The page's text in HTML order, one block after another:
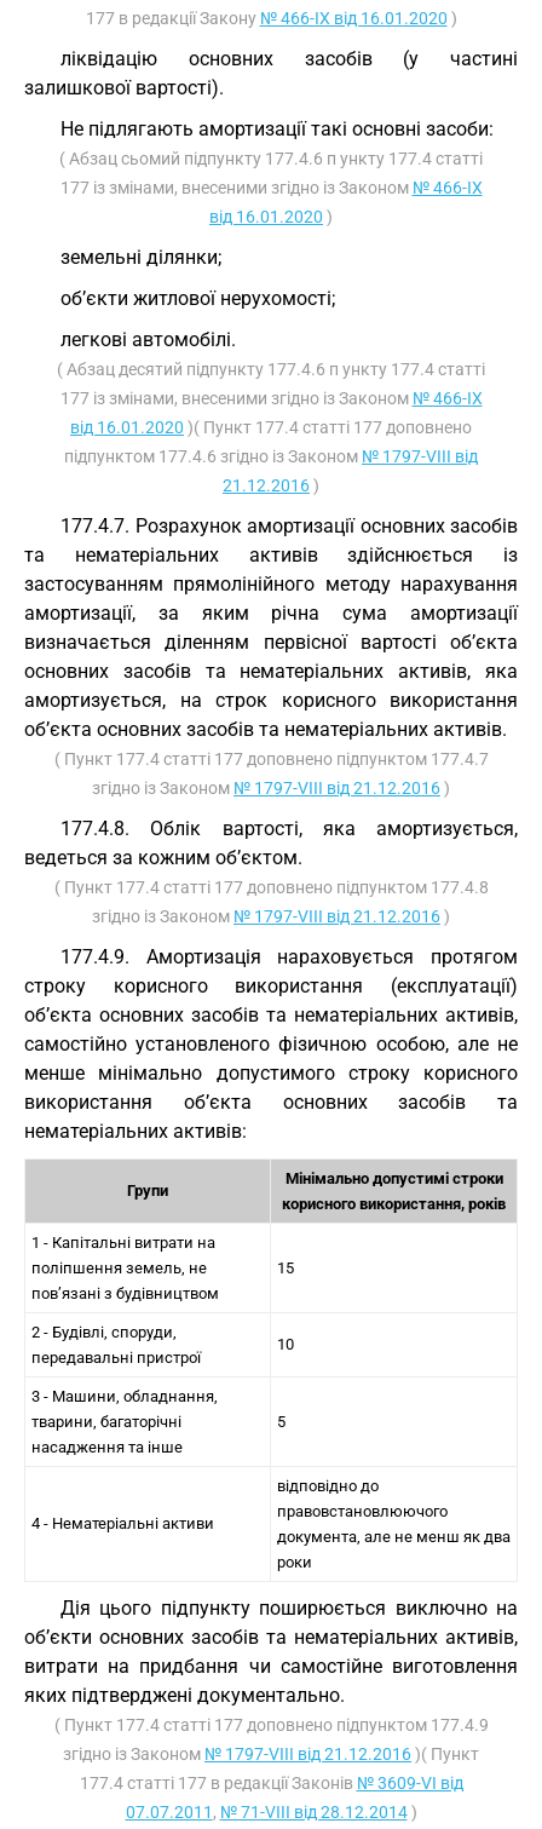
177 в редакції Закону № 466-IX від 16.01.2020 )
ліквідацію основних засобів (у частині
залишкової вартості).
Не підлягають амортизації такі основні засоби:
( Абзац сьомий підпункту 177.4.6 п ункту 177.4 статті
177 із змінами, внесеними згідно із Законом № 466-IX
від 16.01.2020 )
земельні ділянки;
об’єкти житлової нерухомості;
легкові автомобілі.
( Абзац десятий підпункту 177.4.6 п ункту 177.4 статті
177 із змінами, внесеними згідно із Законом № 466-IX
від 16.01.2020 )( Пункт 177.4 статті 177 доповнено
підпунктом 177.4.6 згідно із Законом № 1797-VIII від
21.12.2016)
177.4.7. Розрахунок амортизації основних засобів
та нематеріальних активів здійснюється із
застосуванням прямолінійного методу нарахування
амортизації, за яким річна сума амортизації
визначається діленням первісної вартості об’єкта
основних засобів та нематеріальних активів, яка
амортизується, на строк корисного використання
об’єкта основних засобів та нематеріальних активів.
( Пункт 177.4 статті 177 доповнено підпунктом 177.4.7
згідно із Законом № 1797-VIII від 21.12.2016)
177.4.8. Облік вартості, яка амортизується,
ведеться за кожним об’єктом.
( Пункт 177.4 статті 177 доповнено підпунктом 177.4.8
згідно із Законом № 1797-VIII від 21.12.2016)
177.4.9. Амортизація нараховується протягом
строку корисного використання (експлуатації)
об’єкта основних засобів та нематеріальних активів,
самостійно установленого фізичною особою, але не
менше мінімально допустимого строку корисного
використання об’єкта основних засобів та
нематеріальних активів:
Групи
Мінімально допустимі строки
корисного використання, років
1 - Капітальні витрати на
поліпшення земель, не
пов’язані з будівництвом
15
2 - Будівлі, споруди,
передавальні пристрої
10
3 - Машини, обладнання,
тварини, багаторічні
насадження та інше
5
4 - Нематеріальні активи
відповідно до
правовстановлюючого
документа, але не менш як два
роки
Дія цього підпункту поширюється виключно на
об’єкти основних засобів та нематеріальних активів,
витрати на придбання чи самостійне виготовлення
яких підтверджені документально.
( Пункт 177.4 статті 177 доповнено підпунктом 177.4.9
згідно із Законом № 1797-VIII від 21.12.2016)( Пункт
177.4 статті 177 в редакції Законів № 3609-VI від
07.07.2011 , № 71-VIII від 28.12.2014)